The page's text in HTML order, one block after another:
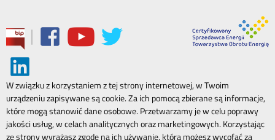
|
W związku z korzystaniem z tej strony internetowej, w Twoim
urządzeniu zapisywane są cookie. Za ich pomocą zbierane są informacje,
które mogą stanowić dane osobowe. Przetwarzamy je w celu poprawy
jakości usług, w celach analitycznych oraz marketingowych. Korzystając
ze strony wyrażasz zgodę na ich używanie, którą możesz wycofać za